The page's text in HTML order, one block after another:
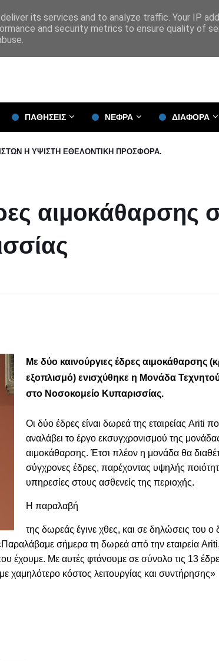
ΠΑΘΗΣΕΙΣ ΝΕΦΡΑ ΔΙΑΦΟΡΑ
Η ΥΨΙΣΤΗ ΕΘΕΛΟΝΤΙΚΗ ΠΡΟΣΦΟΡΑ.
αιμοκάθαρσης
Με δύο καινούργιες έδρες αιμοκάθαρσης
εξοπλισμό) ενισχύθηκε η Μονάδα
στο Νοσοκομείο Κυπαρισσίας.
Οι δύο έδρες είναι δωρεά της εταιρείας Ariti
αναλάβει το έργο εκσυγχρονισμού της
αιμοκάθαρσης. Έτσι πλέον η μονάδα θα
σύγχρονες έδρες, παρέχοντας υψηλής
υπηρεσίες στους ασθενείς της περιοχής.
Η παραλαβή
της δωρεάς έγινε χθες, και σε δηλώσεις του ο
σήμερα τη δωρεά από την εταιρεία
έχουμε. Με αυτές φτάνουμε σε σύνολο τις 13
χαμηλότερο κόστος λειτουργίας και συντήρησης»
its services and to analyze traffic. Your IP
and security metrics to ensure quality of